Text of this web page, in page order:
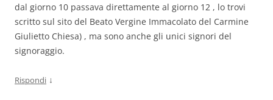
dal giorno 10 passava direttamente al giorno 12 , lo trovi
scritto sul sito del Beato Vergine Immacolato del Carmine
Giulietto Chiesa) , ma sono anche gli unici signori del
signoraggio.
Rispondi ↓